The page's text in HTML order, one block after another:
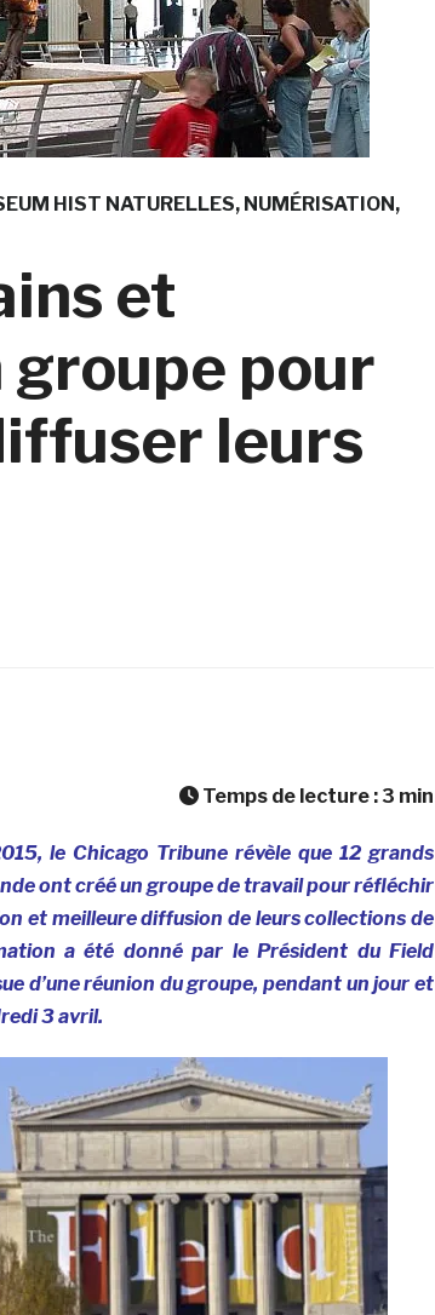
HIST NATURELLES NUMÉRISATION
et
pour
leurs
Temps de lecture : 3 min
le Chicago Tribune révèle que 12 grands
ont créé un groupe de travail pour réfléchir
et meilleure diffusion de leurs collections de
a été donné par le Président du Field
d’une réunion du groupe, pendant un jour et
3 avril.